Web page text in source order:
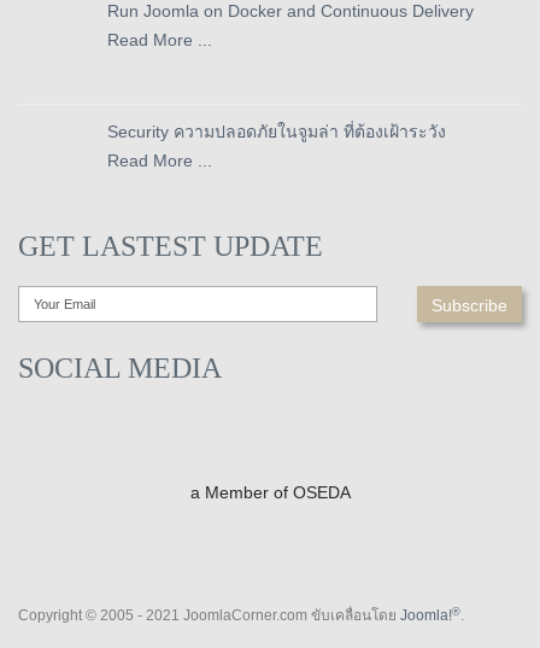
Run Joomla on Docker and Continuous Delivery
Read More ...
Security ความปลอดภัยในจูมล่า ที่ต้องเฝ้าระวัง
Read More ...
GET LASTEST UPDATE
SOCIAL MEDIA
a Member of OSEDA
Copyright © 2005 - 2021 JoomlaCorner.com ขับเคลื่อนโดย Joomla!®.